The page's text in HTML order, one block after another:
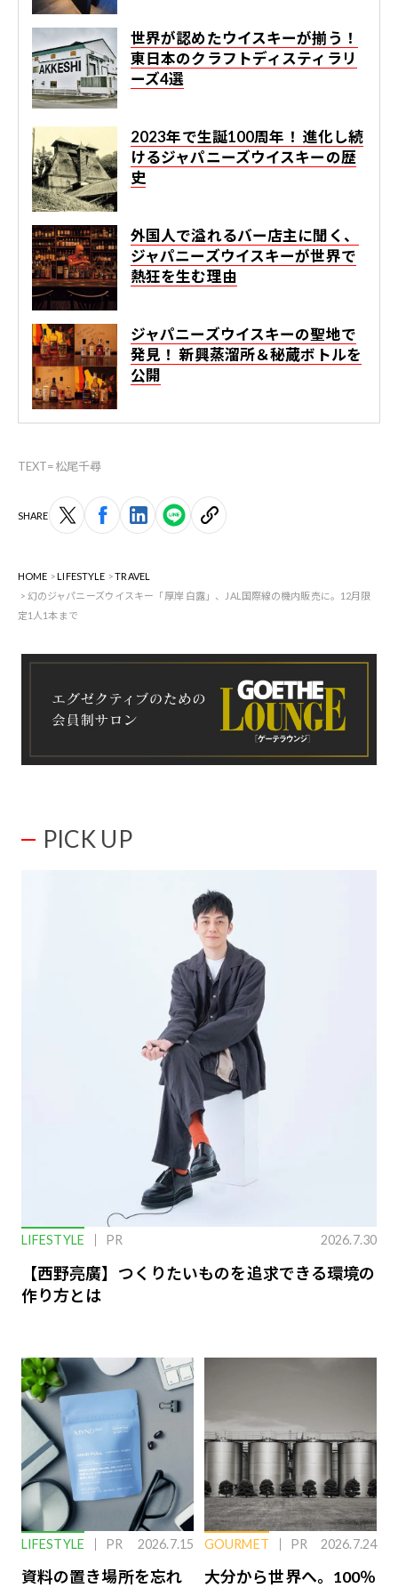
世界が認めたウイスキーが揃う！
東日本のクラフトディスティラリ
ーズ4選
2023年で生誕100周年！ 進化し続
けるジャパニーズウイスキーの歴
史
外国人で溢れるバー店主に聞く、
ジャパニーズウイスキーが世界で
熱狂を生む理由
ジャパニーズウイスキーの聖地で
発見！ 新興蒸溜所＆秘蔵ボトルを
公開
TEXT=松尾千尋
SHARE
HOME LIFESTYLE
TRAVEL
幻のジャパニーズウイスキー「厚岸 白露」、JAL国際線の機内販売に。12月限
定1人1本まで
PICK UP
LIFESTYLE PR 2026.7.30
【西野亮廣】つくりたいものを追求できる環境の
作り方とは
LIFESTYLE PR 2026.7.15
資料の置き場所を忘れ
GOURMET PR 2026.7.24
大分から世界へ。100％